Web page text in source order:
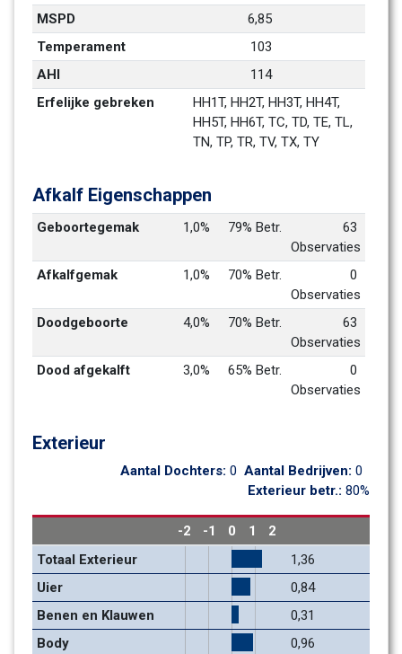
MSPD
6,85
Temperament
103
AHI
114
Erfelijke gebreken
HH1T, HH2T, HH3T, HH4T,
HH5T, HH6T, TC, TD, TE, TL,
TN, TP, TR, TV, TX, TY
Afkalf Eigenschappen
Geboortegemak 1,0% 79% Betr.
63
Observaties
Afkalfgemak
1,0% 70% Betr.
0
Observaties
Doodgeboorte
4,0% 70% Betr.
63
Observaties
Dood afgekalft
3,0% 65% Betr.
0
Observaties
Exterieur
Aantal Dochters: 0 Aantal Bedrijven: 0
Exterieur betr.: 80%
-2 -1 0 1
2
Totaal Exterieur
1,36
Uier
0,84
Benen en Klauwen
0,31
Body
0,96